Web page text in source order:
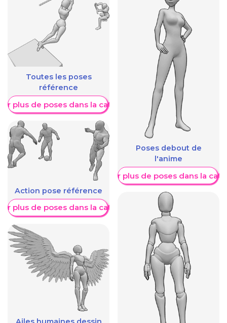
Toutes les poses
référence
plus de poses dans la catégorie
Action pose référence
plus de poses dans la catégorie
Poses debout de
l'anime
Afficher plus de poses dans la